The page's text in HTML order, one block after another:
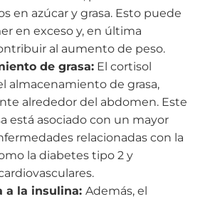
en azúcar y grasa. Esto puede
en exceso y, en última
al aumento de peso.
de grasa: El cortisol
almacenamiento de grasa,
alrededor del abdomen. Este
está asociado con un mayor
relacionadas con la
la diabetes tipo 2 y
a la insulina: Además, el